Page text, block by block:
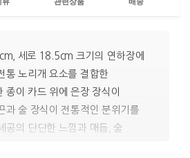
세로 18.5cm 크기의 연하장에
통 노리개 요소를 결합한
종이 카드 위에 은장 장식이
과 술 장식이 전통적인 분위기를
공의 단단한 느낌과 매듭, 술